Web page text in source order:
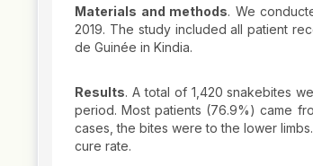
Materials and methods. We
2019. The study included all patient
de Guinée in Kindia.
Results. A total of 1,420 snakebites
period. Most patients (76.9%) came
cases, the bites were to the lower
cure rate.